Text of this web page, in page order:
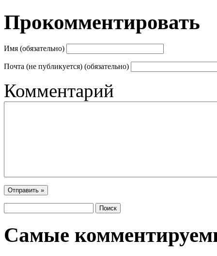
Прокомментировать
Имя (обязательно)
Почта (не публикуется) (обязательно)
Комментарий
Самые